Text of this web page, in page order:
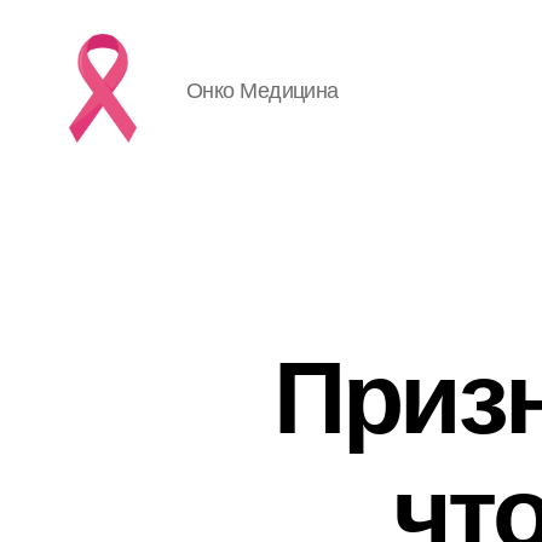
Онко Медицина